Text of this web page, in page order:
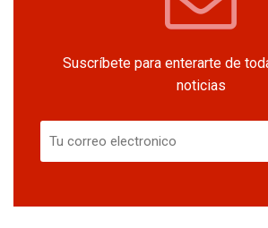
Suscríbete para enterarte de
noticias